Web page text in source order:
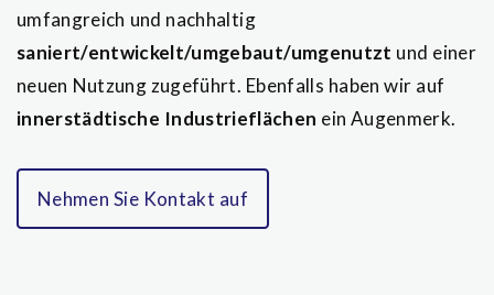
umfangreich und nachhaltig
saniert/entwickelt/umgebaut/umgenutzt und einer
neuen Nutzung zugeführt. Ebenfalls haben wir auf
innerstädtische Industrieflächen ein Augenmerk.
Nehmen Sie Kontakt auf